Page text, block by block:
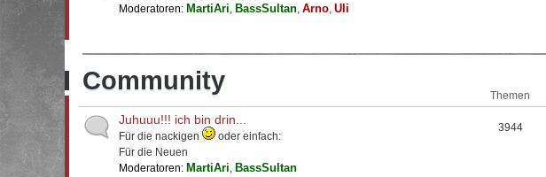
Moderatoren: MartiAri, BassSultan, Arno, Uli
Community
Themen
Juhuuu!!! ich bin drin...
Für die nackigen
oder einfach:
Für die Neuen
Moderatoren: MartiAri, BassSultan
3944